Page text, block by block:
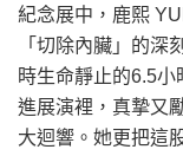
紀念展中，鹿熙
「切除內臟」的深
時生命靜止的6.5
進展演裡，真摯又
大迴響。她更把這